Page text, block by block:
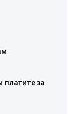
платите за